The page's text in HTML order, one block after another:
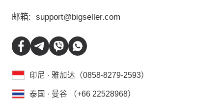
邮箱: support@bigseller.com
印尼 · 雅加达（0858-8279-2593）
泰国 · 曼谷 （+66 22528968）